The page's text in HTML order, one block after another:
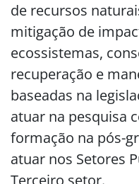
de recursos
mitigação de
ecossistemas,
recuperação e
baseadas na
atuar na pesquisa
formação na pós-
atuar nos Setores
Terceiro setor.